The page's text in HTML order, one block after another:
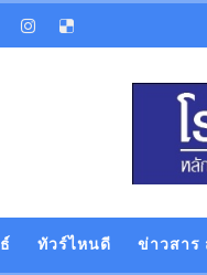
ทัวร์ไหนดี ข่าวสาร